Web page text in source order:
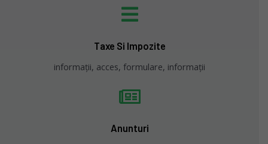
Taxe Si Impozite
informații, acces, formulare, informații
Anunturi